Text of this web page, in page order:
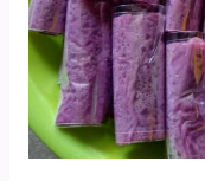
Desa
Pringapus